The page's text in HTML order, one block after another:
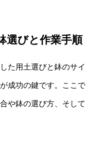
選びと作業手順
た用土選びと鉢のサイ
成功の鍵です。ここで
や鉢の選び方、そして